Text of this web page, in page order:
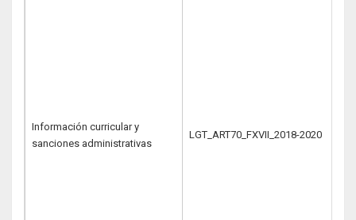
Información curricular y
sanciones administrativas
LGT_ART70_FXVII_2018-2020